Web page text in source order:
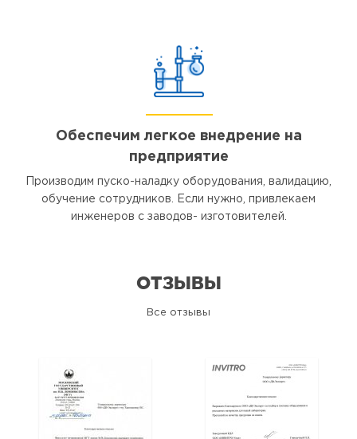
Обеспечим легкое внедрение на
предприятие
Производим пуско-наладку оборудования, валидацию,
обучение сотрудников. Если нужно, привлекаем
инженеров с заводов- изготовителей.
ОТЗЫВЫ
Все отзывы